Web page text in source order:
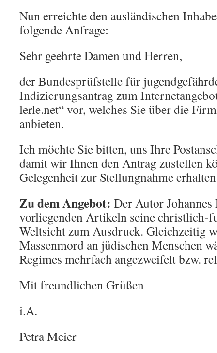
Nun erreichte den ausländischen
folgende Anfrage:
Sehr geehrte Damen und Herren,
der Bundesprüfstelle für
Indizierungsantrag zum
lerle.net“ vor, welches Sie über die
anbieten.
Ich möchte Sie bitten, uns Ihre
damit wir Ihnen den Antrag zustellen
Gelegenheit zur Stellungnahme
Zu dem Angebot: Der Autor
vorliegenden Artikeln seine christlich-
Weltsicht zum Ausdruck. Gleichzeitig
Massenmord an jüdischen Menschen
Regimes mehrfach angezweifelt bzw.
Mit freundlichen Grüßen
i.A.
Petra Meier